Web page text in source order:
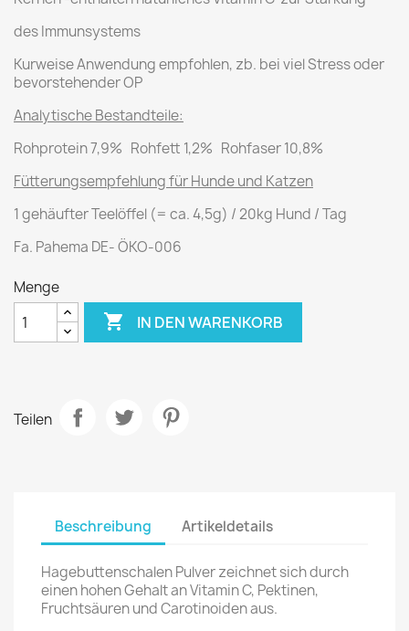
des Immunsystems
Kurweise Anwendung empfohlen, zb. bei viel Stress oder
bevorstehender OP
Analytische Bestandteile:
Rohprotein 7,9% Rohfett 1,2% Rohfaser 10,8%
Fütterungsempfehlung für Hunde und Katzen
1 gehäufter Teelöffel (= ca. 4,5g) / 20kg Hund / Tag
Fa. Pahema DE- ÖKO-006
Menge
 IN DEN WARENKORB
Teilen
Beschreibung Artikeldetails
Hagebuttenschalen Pulver zeichnet sich durch
einen hohen Gehalt an Vitamin C, Pektinen,
Fruchtsäuren und Carotinoiden aus.